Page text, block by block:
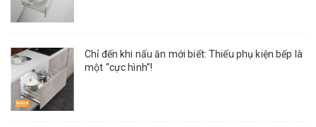
Chỉ đến khi nấu ăn mới biết: Thiếu phụ kiện bếp là
một “cực hình”!